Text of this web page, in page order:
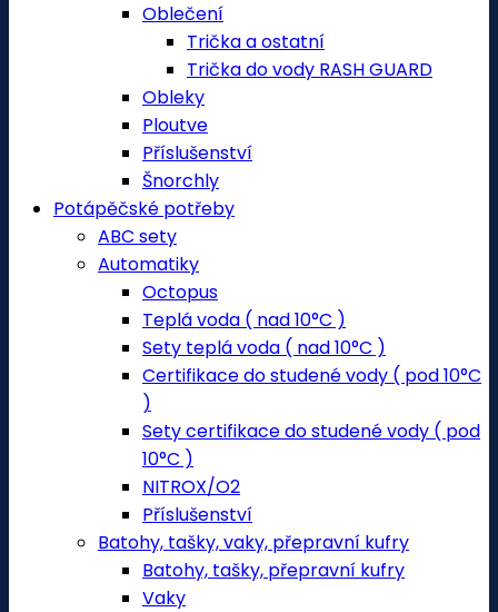
Oblečení
Trička a ostatní
Trička do vody RASH GUARD
Obleky
Ploutve
Příslušenství
Šnorchly
Potápěčské potřeby
ABC sety
Automatiky
Octopus
Teplá voda ( nad 10°C )
Sety teplá voda ( nad 10°C )
Certifikace do studené vody ( pod 10°C
)
Sety certifikace do studené vody ( pod
10°C )
NITROX/O2
Příslušenství
Batohy, tašky, vaky, přepravní kufry
Batohy, tašky, přepravní kufry
Vaky